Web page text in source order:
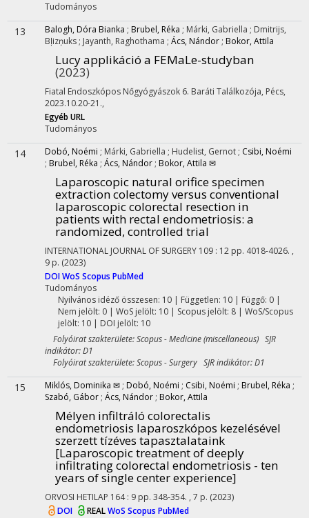
Tudományos
13 Balogh, Dóra Bianka ; Brubel, Réka ; Márki, Gabriella ; Dmitrijs,
Bļizņuks ; Jayanth, Raghothama ; Ács, Nándor ; Bokor, Attila
Lucy applikáció a FEMaLe-studyban
(2023)
Fiatal Endoszkópos Nőgyógyászok 6. Baráti Találkozója, Pécs,
2023.10.20-21.,
Egyéb URL
Tudományos
14 Dobó, Noémi ; Márki, Gabriella ; Hudelist, Gernot ; Csibi, Noémi
; Brubel, Réka ; Ács, Nándor ; Bokor, Attila ✉
Laparoscopic natural orifice specimen
extraction colectomy versus conventional
laparoscopic colorectal resection in
patients with rectal endometriosis: a
randomized, controlled trial
INTERNATIONAL JOURNAL OF SURGERY 109 : 12 pp. 4018-4026. ,
9 p. (2023)
DOIWoS Scopus PubMed
Tudományos
Nyilvános idéző összesen: 10| Független: 10 | Függő: 0 |
Nem jelölt: 0 | WoS jelölt: 10 | Scopus jelölt: 8 | WoS/Scopus
jelölt: 10 | DOI jelölt: 10
Folyóirat szakterülete: Scopus - Medicine (miscellaneous) SJR
indikátor: D1
Folyóirat szakterülete: Scopus - Surgery SJR indikátor: D1
15 Miklós, Dominika ✉ ; Dobó, Noémi ; Csibi, Noémi ; Brubel, Réka ;
Szabó, Gábor ; Ács, Nándor ; Bokor, Attila
Mélyen infiltráló colorectalis
endometriosis laparoszkópos kezelésével
szerzett tízéves tapasztalataink
[Laparoscopic treatment of deeply
infiltrating colorectal endometriosis - ten
years of single center experience]
ORVOSI HETILAP 164: 9 pp. 348-354. , 7 p. (2023)
DOI
REALWoS Scopus PubMed